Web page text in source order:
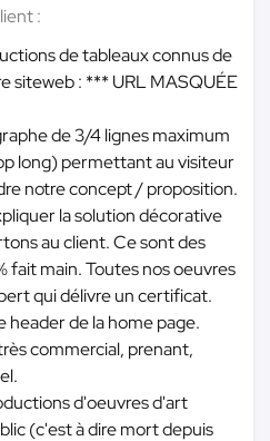
:
de tableaux connus de
siteweb : *** URL MASQUÉE
de 3/4 lignes maximum
long) permettant au visiteur
notre concept / proposition.
la solution décorative
au client. Ce sont des
fait main. Toutes nos oeuvres
qui délivre un certificat.
header de la home page.
commercial, prenant,
d'oeuvres d'art
(c'est à dire mort depuis